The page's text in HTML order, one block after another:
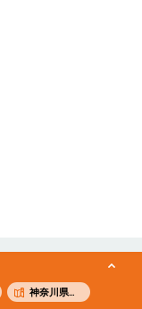
神奈川県横浜市中区山吹町